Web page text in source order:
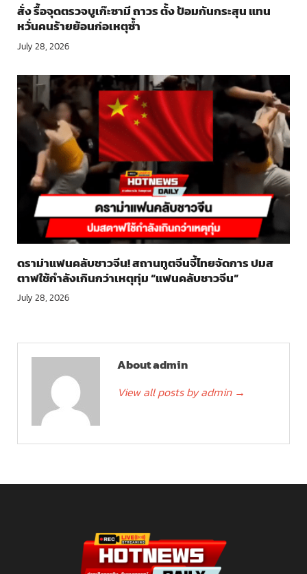
สั่ง รื้อจุดตรวจบูเก๊ะซามี ถาวร ตั้ง ป้อมกันกระสุน แทน
หวั่นคนร้ายย้อนก่อเหตุซ้ำ
July 28, 2026
ดราม่าแฟนคลับชาวจีน! สถานทูตจีนจี้ไทยจัดการ ปมส
ตาฟใช้กำลังเกินกว่าเหตุทุ่ม “แฟนคลับชาวจีน”
July 28, 2026
About admin
View all posts by admin →